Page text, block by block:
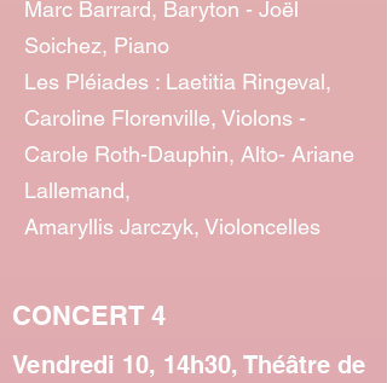
Marc Barrard, Baryton - Joël
Soichez, Piano
Les Pléiades : Laetitia Ringeval,
Caroline Florenville, Violons -
Carole Roth-Dauphin, Alto- Ariane
Lallemand,
Amaryllis Jarczyk, Violoncelles
CONCERT 4
Vendredi 10, 14h30, Théâtre de